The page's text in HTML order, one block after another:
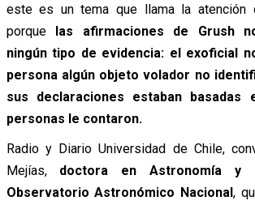
este es un tema que llama la atención
porquelas afirmaciones de Grush
ningún tipo de evidencia: el exoficial
persona algún objeto volador no
sus declaraciones estaban
personas le contaron.
Radio y Diario Universidad de Chile,
Mejías,doctora en Astronomía y
Observatorio Astronómico Nacional,